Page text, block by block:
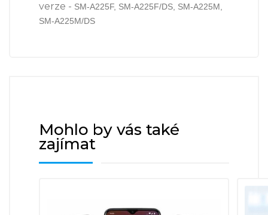
verze - SM-A225F, SM-A225F/DS, SM-A225M,
SM-A225M/DS
Mohlo by vás také
zajímat